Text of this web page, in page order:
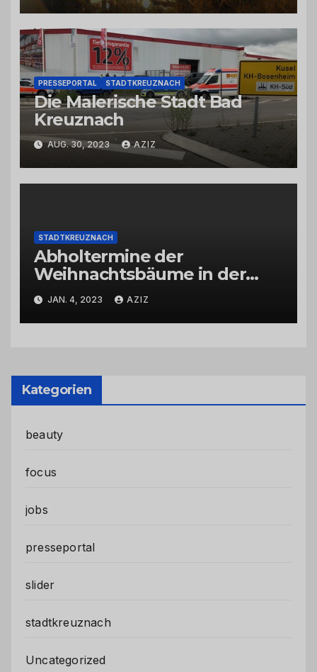
PRESSEPORTAL STADTKREUZNACH
Die Malerische Stadt Bad
Kreuznach
AUG. 30, 2023 AZIZ
STADTKREUZNACH
Abholtermine der
Weihnachtsbäume in der
Kernstadt und in den
Stadtteilen
JAN. 4, 2023 AZIZ
Kategorien
beauty
focus
jobs
presseportal
slider
stadtkreuznach
Uncategorized